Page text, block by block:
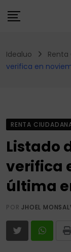
to
Idealuo
verifica en
RENTA
Listado
verifica
última
PORJHOEL